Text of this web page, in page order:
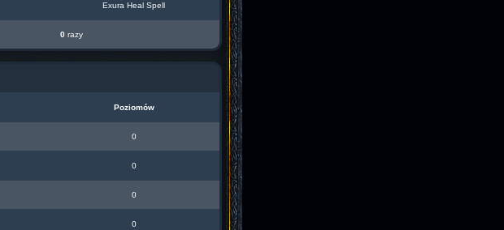
Exura Heal Spell
0 razy
Poziomów
0
0
0
0